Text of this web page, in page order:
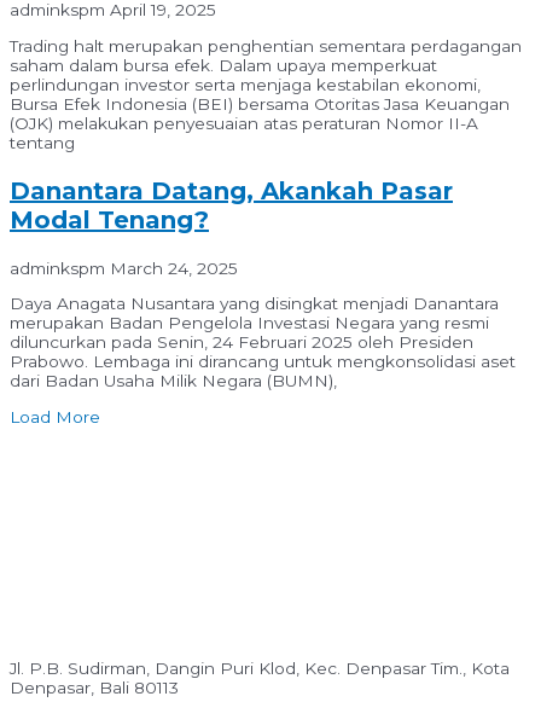
adminkspm April 19, 2025
Trading halt merupakan penghentian sementara perdagangan
saham dalam bursa efek. Dalam upaya memperkuat
perlindungan investor serta menjaga kestabilan ekonomi,
Bursa Efek Indonesia (BEI) bersama Otoritas Jasa Keuangan
(OJK) melakukan penyesuaian atas peraturan Nomor II-A
tentang
Danantara Datang, Akankah Pasar
Modal Tenang?
adminkspm March 24, 2025
Daya Anagata Nusantara yang disingkat menjadi Danantara
merupakan Badan Pengelola Investasi Negara yang resmi
diluncurkan pada Senin, 24 Februari 2025 oleh Presiden
Prabowo. Lembaga ini dirancang untuk mengkonsolidasi aset
dari Badan Usaha Milik Negara (BUMN),
Load More
Jl. P.B. Sudirman, Dangin Puri Klod, Kec. Denpasar Tim., Kota
Denpasar, Bali 80113